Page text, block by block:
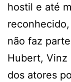
hostil e até
não faz
Hubert, Vinz
dos atores